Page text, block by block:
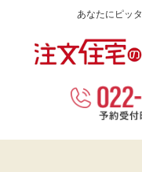
あなたにピッ